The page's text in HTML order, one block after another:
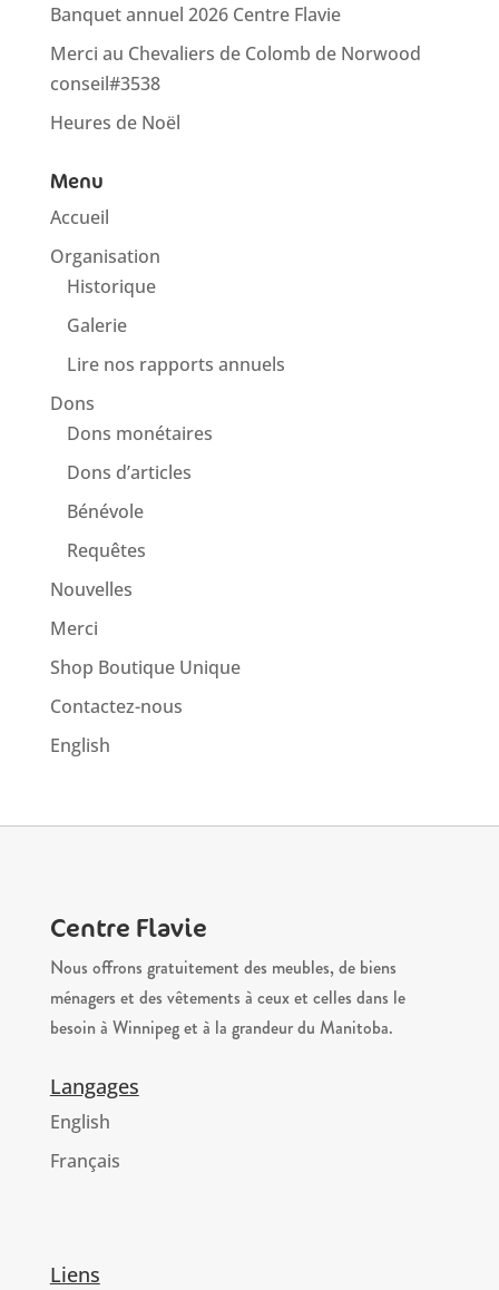
Banquet annuel 2026 Centre Flavie
Merci au Chevaliers de Colomb de Norwood
conseil#3538
Heures de Noël
Menu
Accueil
Organisation
Historique
Galerie
Lire nos rapports annuels
Dons
Dons monétaires
Dons d’articles
Bénévole
Requêtes
Nouvelles
Merci
Shop Boutique Unique
Contactez-nous
English
Centre Flavie
Nous offrons gratuitement des meubles, de biens
ménagers et des vêtements à ceux et celles dans le
besoin à Winnipeg et à la grandeur du Manitoba.
Langages
English
Français
Liens